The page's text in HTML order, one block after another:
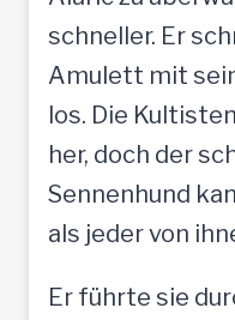
schneller. Er
Amulett mit
los. Die
her, doch der
Sennenhund
als jeder von
Er führte sie